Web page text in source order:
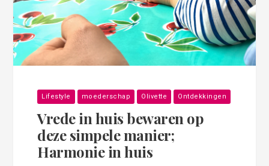
Lifestyle moederschap Olivette Ontdekkingen
Vrede in huis bewaren op
deze simpele manier;
Harmonie in huis